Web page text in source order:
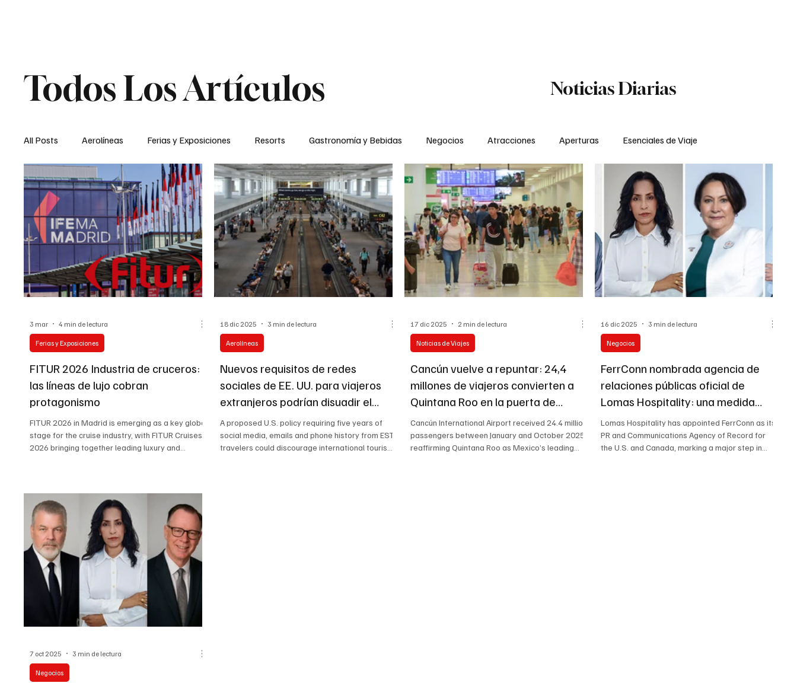
Todos Los Artículos Noticias Diarias
All Posts Aerolíneas Ferias y Exposiciones Resorts Gastronomía y Bebidas Negocios Atracciones Aperturas Esenciales de Viaje
Bolsa y Finanzas Nombramientos y Cargos Cruceros Noticias de Viajes Hoteles Sustentabilidad Tecnología Southwest Airlines
FITUR 2026 Industria de cruceros:
las líneas de lujo cobran
protagonismo
FITUR 2026 in Madrid is emerging as a key global
stage for the cruise industry, with FITUR Cruises
2026 bringing together leading luxury and
sustainability across ocean and river cruising. For
hotels, destinations and service providers, FITUR
2026 is a strategic hub to build partnerships and
influence the future of cruise‑driven tourism.
Ferias y Exposiciones
3 mar 4 min de lectura
Nuevos requisitos de redes
sociales de EE. UU. para viajeros
extranjeros podrían disuadir el
turismo, advierte la industria
A proposed U.S. policy requiring five years of
social media, emails and phone history from ESTA
travelers could discourage international tourism.
Aerolíneas
18 dic 2025 3 min de lectura
Cancún vuelve a repuntar: 24,4
millones de viajeros convierten a
Quintana Roo en la puerta de
entrada turística de México en
2025
Cancún International Airport received 24.4 million
passengers between January and October 2025,
reaffirming Quintana Roo as Mexico’s leading
Noticias de Viajes
17 dic 2025 2 min de lectura
FerrConn nombrada agencia de
relaciones públicas oficial de
Lomas Hospitality: una medida
estratégica para impulsar los
resorts de lujo del Caribe mexicano
en Norteamérica
Lomas Hospitality has appointed FerrConn as its
PR and Communications Agency of Record for
the U.S. and Canada, marking a major step in
Negocios
16 dic 2025 3 min de lectura
Negocios
7 oct 2025 3 min de lectura